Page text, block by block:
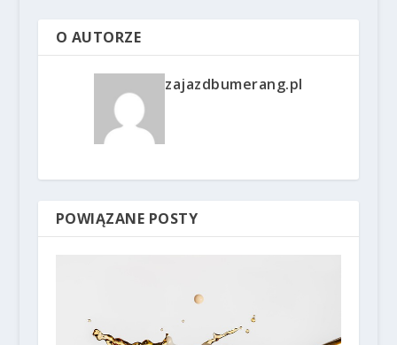
O AUTORZE
zajazdbumerang.pl
POWIĄZANE POSTY